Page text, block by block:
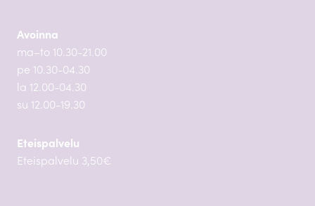
Avoinna
ma–to 10.30-21.00
pe 10.30-04.30
la 12.00-04.30
su 12.00-19.30
Eteispalvelu
Eteispalvelu 3,50€